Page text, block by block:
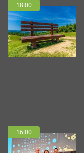
18:00
16:00